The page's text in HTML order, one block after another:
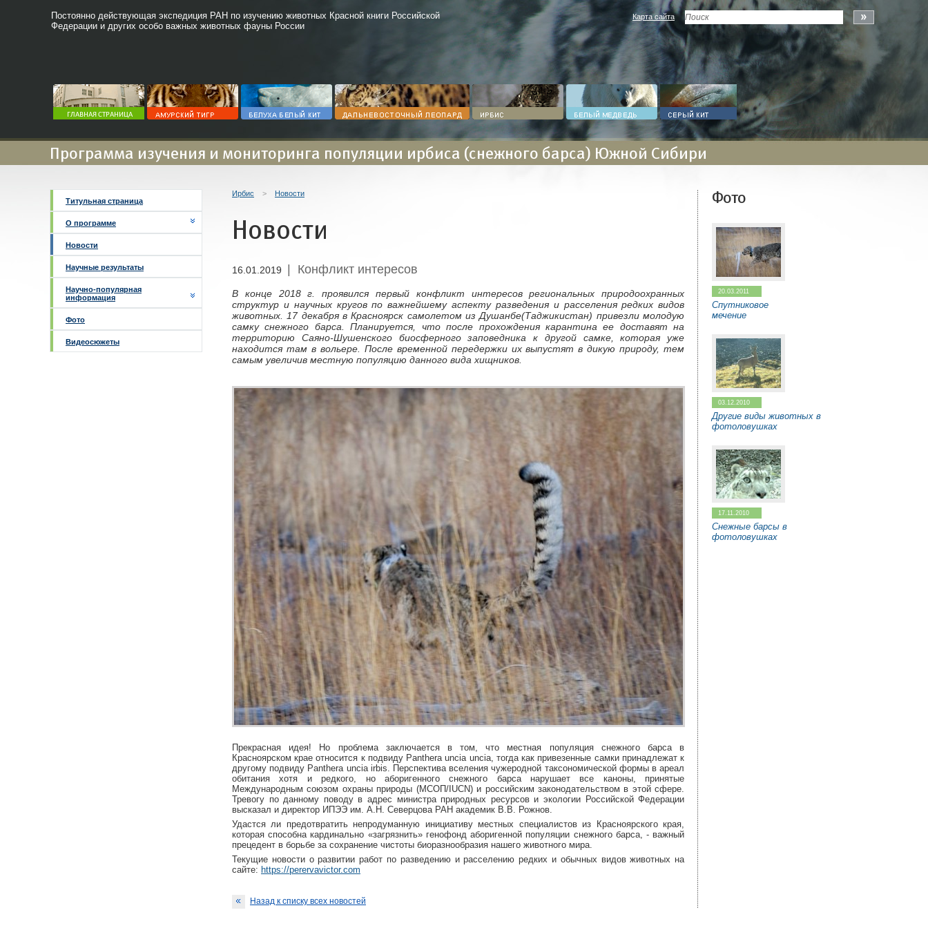
Постоянно действующая экспедиция РАН по изучению животных Красной книги Российской
Федерации и других особо важных животных фауны России
Карта сайта
Программа изучения и мониторинга популяции ирбиса (снежного барса) Южной Сибири
Титульная страница
О программе
Новости
Научные результаты
Научно-популярная
информация
Фото
Видеосюжеты
Ирбис > Новости
Новости
16.01.2019 | Конфликт интересов
В конце 2018 г. проявился первый конфликт интересов региональных природоохранных
структур и научных кругов по важнейшему аспекту разведения и расселения редких видов
животных. 17 декабря в Красноярск самолетом из Душанбе(Таджикистан) привезли молодую
самку снежного барса. Планируется, что после прохождения карантина ее доставят на
территорию Саяно-Шушенского биосферного заповедника к другой самке, которая уже
находится там в вольере. После временной передержки их выпустят в дикую природу, тем
самым увеличив местную популяцию данного вида хищников.
Прекрасная идея! Но проблема заключается в том, что местная популяция снежного барса в
Красноярском крае относится к подвиду Panthera uncia uncia, тогда как привезенные самки принадлежат к
другому подвиду Panthera uncia irbis. Перспектива вселения чужеродной таксономической формы в ареал
обитания хотя и редкого, но аборигенного снежного барса нарушает все каноны, принятые
Международным союзом охраны природы (МСОП/IUCN) и российским законодательством в этой сфере.
Тревогу по данному поводу в адрес министра природных ресурсов и экологии Российской Федерации
высказал и директор ИПЭЭ им. А.Н. Северцова РАН академик В.В. Рожнов.
Удастся ли предотвратить непродуманную инициативу местных специалистов из Красноярского края,
которая способна кардинально «загрязнить» генофонд аборигенной популяции снежного барса, - важный
прецедент в борьбе за сохранение чистоты биоразнообразия нашего животного мира.
Текущие новости о развитии работ по разведению и расселению редких и обычных видов животных на
сайте: https://perervavictor.com
Назад к списку всех новостей
Фото
20.03.2011
Спутниковое
мечение
03.12.2010
Другие виды животных в
фотоловушках
17.11.2010
Снежные барсы в
фотоловушках